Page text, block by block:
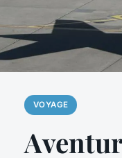
VOYAGE